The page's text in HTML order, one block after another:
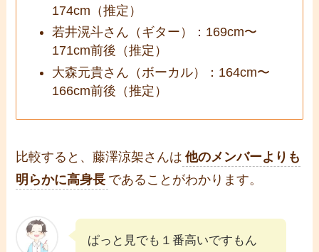
174cm（推定）
若井滉斗さん（ギター）：169cm〜
171cm前後（推定）
大森元貴さん（ボーカル）：164cm〜
166cm前後（推定）
比較すると、藤澤涼架さんは 他のメンバーよりも
明らかに高身長 であることがわかります。
ぱっと見でも１番高いですもん